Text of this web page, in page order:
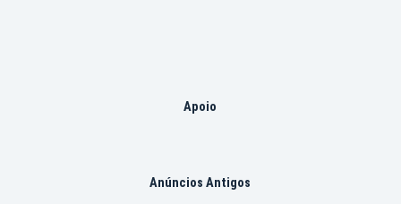
Apoio
Anúncios Antigos